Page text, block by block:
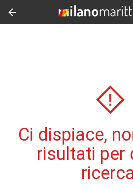
Ci dispiace,
risultati per